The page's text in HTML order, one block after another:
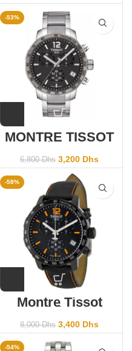
-53%
MONTRE TISSOT
Quickster
T095.417.11.067.00
6,800Dhs 3,200 Dhs
-58%
Montre Tissot
Quickster
Chronograph
T095.417.36.057.00
8,000Dhs 3,400 Dhs
-54%